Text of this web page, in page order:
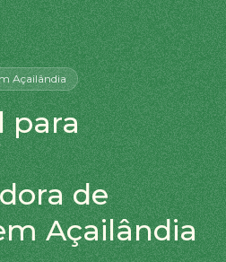
Açailândia
para
de
Açailândia